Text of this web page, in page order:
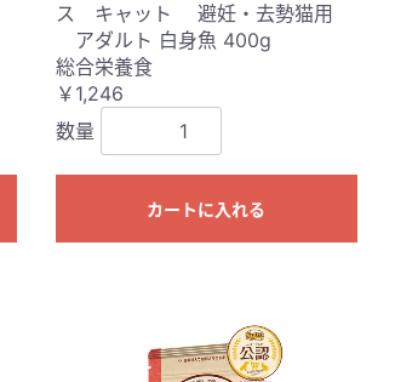
ス キャット 避妊・去勢猫用
アダルト 白身魚 400g
総合栄養食
￥1,246
数量
カートに入れる